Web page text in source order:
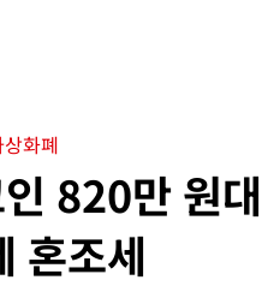
상화폐
820만 원
혼조세